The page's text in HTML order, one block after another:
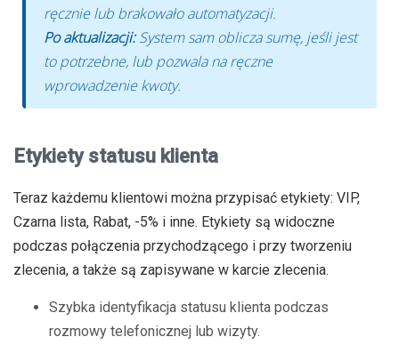
ręcznie lub brakowało automatyzacji.
Po aktualizacji:System sam oblicza sumę, jeśli jest
to potrzebne, lub pozwala na ręczne
wprowadzenie kwoty.
Etykiety statusu klienta
Teraz każdemu klientowi można przypisać etykiety: VIP,
Czarna lista, Rabat, -5% i inne. Etykiety są widoczne
podczas połączenia przychodzącego i przy tworzeniu
zlecenia, a także są zapisywane w karcie zlecenia.
Szybka identyfikacja statusu klienta podczas
rozmowy telefonicznej lub wizyty.